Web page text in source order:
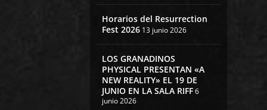
Horarios del Resurrection
Fest 2026 13 junio 2026
LOS GRANADINOS
PHYSICAL PRESENTAN «A
NEW REALITY» EL 19 DE
JUNIO EN LA SALA RIFF6
junio 2026